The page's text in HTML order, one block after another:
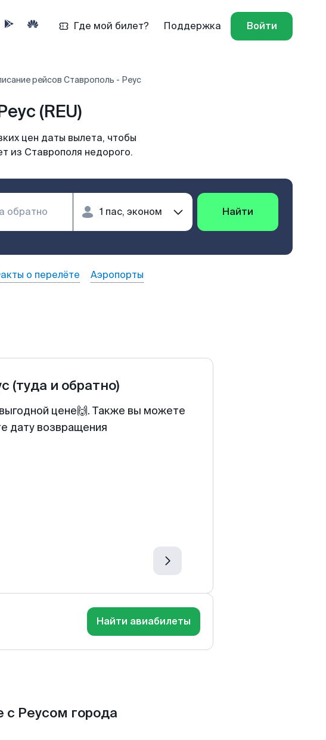
Где мой билет? Поддержка Войти
рейсов Ставрополь - Реус
(REU)
цен даты вылета, чтобы
из Ставрополя недорого.
Найти
о перелёте Аэропорты
(туда и обратно)
цене🙌. Также вы можете
дату возвращения
Найти авиабилеты
Реусом города